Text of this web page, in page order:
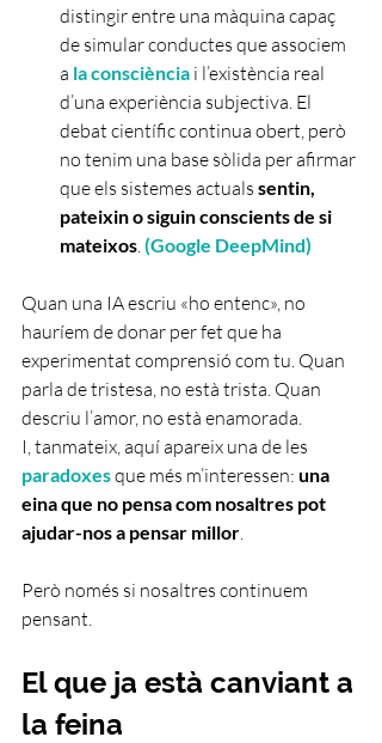
distingir entre una màquina capaç
de simular conductes que associem
a la consciència i l’existència real
d’una experiència subjectiva. El
debat científic continua obert, però
no tenim una base sòlida per afirmar
que els sistemes actuals sentin,
pateixin o siguin conscients de si
mateixos (Google DeepMind)
Quan una IA escriu «ho entenc», no
hauríem de donar per fet que ha
experimentat comprensió com tu. Quan
parla de tristesa, no està trista. Quan
descriu l’amor, no està enamorada.
I, tanmateix, aquí apareix una de les
paradoxes que més m’interessen: una
eina que no pensa com nosaltres pot
ajudar-nos a pensar millor
Però només si nosaltres continuem
pensant.
El que ja està canviant a
la feina